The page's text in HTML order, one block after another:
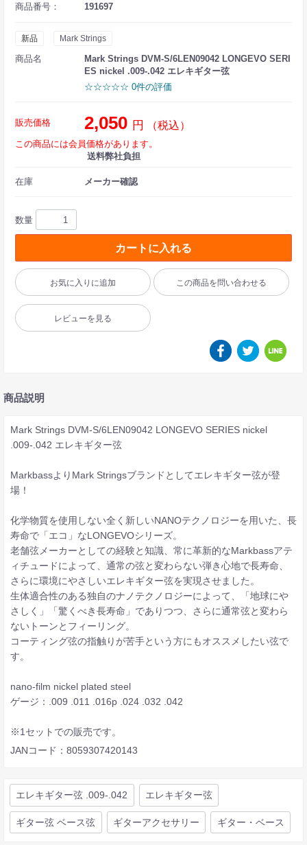
商品番号： 191697
新品 Mark Strings
商品名
Mark Strings DVM-S/6LEN09042 LONGEVO SERI
ES nickel .009-.042 エレキギター弦
☆☆☆☆☆ 0件の評価
販売価格 2,050 円 （税込）
この商品には会員価格があります。
送料弊社負担
在庫 メーカー確認
数量
カートに入れる
お気に入りに追加 この商品を問い合わせる
レビューを見る
商品説明
Mark Strings DVM-S/6LEN09042 LONGEVO SERIES nickel
.009-.042 エレキギター弦
MarkbassよりMark Stringsブランドとしてエレキギター弦が登
場！
化学物質を使用しない全く新しいNANOテクノロジーを用いた、長
寿命で「エコ」なLONGEVOシリーズ。
老舗弦メーカーとしての経験と知識、常に革新的なMarkbassアテ
ィチュードによって、通常の弦と変わらない弾き心地で長寿命、
さらに環境にやさしいエレキギター弦を実現させました。
生体適合性のある独自のナノテクノロジーによって、「地球にや
さしく」「驚くべき長寿命」でありつつ、さらに通常弦と変わら
ないトーンとフィーリング。
コーティング弦の指触りが苦手という方にもオススメしたい弦で
す。
nano-film nickel plated steel
ゲージ：.009 .011 .016p .024 .032 .042
※1セットでの販売です。
JANコード：8059307420143
エレキギター弦 .009-.042 エレキギター弦
ギター弦 ベース弦 ギターアクセサリー ギター・ベース